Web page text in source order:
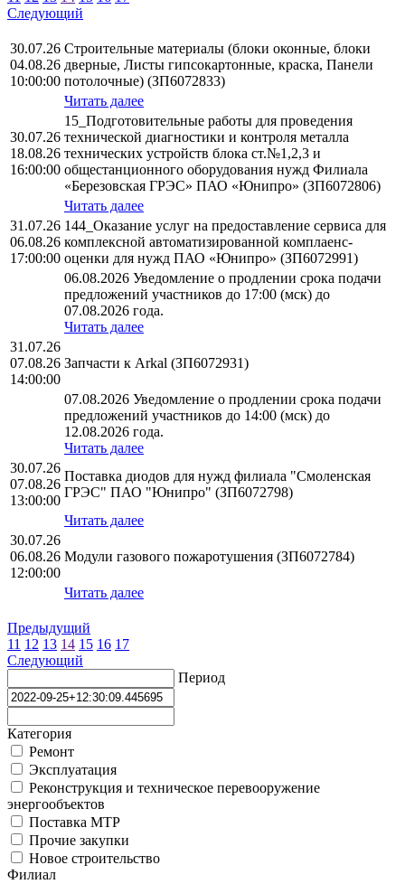
Следующий
30.07.26
04.08.26
10:00:00
Строительные материалы (блоки оконные, блоки
дверные, Листы гипсокартонные, краска, Панели
потолочные) (ЗП6072833)
Читать далее
30.07.26
18.08.26
16:00:00
15_Подготовительные работы для проведения
технической диагностики и контроля металла
технических устройств блока ст.№1,2,3 и
общестанционного оборудования нужд Филиала
«Березовская ГРЭС» ПАО «Юнипро» (ЗП6072806)
Читать далее
31.07.26
06.08.26
17:00:00
144_Оказание услуг на предоставление сервиса для
комплексной автоматизированной комплаенс-
оценки для нужд ПАО «Юнипро» (ЗП6072991)
06.08.2026 Уведомление о продлении срока подачи
предложений участников до 17:00 (мск) до
07.08.2026 года.
Читать далее
31.07.26
07.08.26
14:00:00
Запчасти к Arkal (ЗП6072931)
07.08.2026 Уведомление о продлении срока подачи
предложений участников до 14:00 (мск) до
12.08.2026 года.
Читать далее
30.07.26
07.08.26
13:00:00
Поставка диодов для нужд филиала "Смоленская
ГРЭС" ПАО "Юнипро" (ЗП6072798)
Читать далее
30.07.26
06.08.26
12:00:00
Модули газового пожаротушения (ЗП6072784)
Читать далее
Предыдущий
11 12 13 14 15 16 17
Следующий
Период
Категория
Ремонт
Эксплуатация
Реконструкция и техническое перевооружение
энергообъектов
Поставка МТР
Прочие закупки
Новое строительство
Филиал